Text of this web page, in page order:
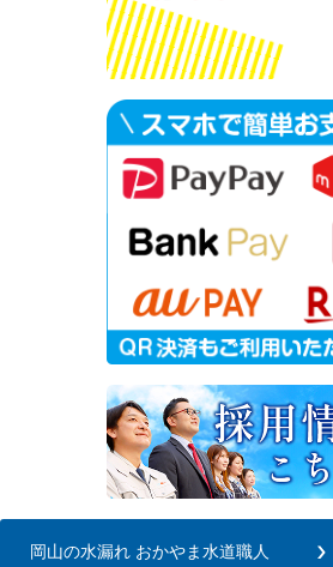
岡山の水漏れ おかやま水道職人